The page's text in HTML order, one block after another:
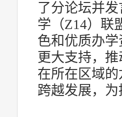
了分论坛并
学（Z14）联
色和优质办
更大支持，
在所在区域
跨越发展，